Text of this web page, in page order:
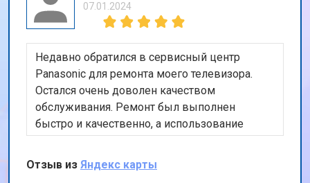
07.01.2024
Недавно обратился в сервисный центр
Panasonic для ремонта моего телевизора.
Остался очень доволен качеством
обслуживания. Ремонт был выполнен
быстро и качественно, а использование
оригинальных запчастей дает уверенность в
долговечности ремонта. Также порадовала
бесплатная доставка техники. Спасибо за ваш
Отзыв из Яндекс карты